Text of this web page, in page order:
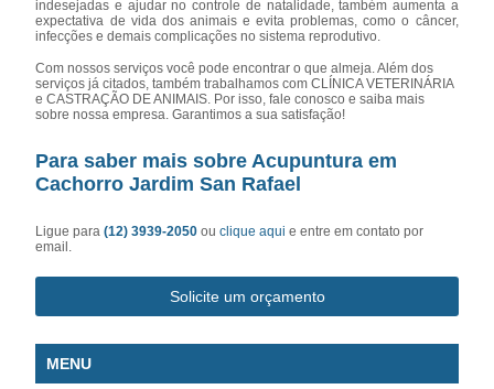
indesejadas e ajudar no controle de natalidade, também aumenta a
expectativa de vida dos animais e evita problemas, como o câncer,
infecções e demais complicações no sistema reprodutivo.
Com nossos serviços você pode encontrar o que almeja. Além dos
serviços já citados, também trabalhamos com CLÍNICA VETERINÁRIA
e CASTRAÇÃO DE ANIMAIS. Por isso, fale conosco e saiba mais
sobre nossa empresa. Garantimos a sua satisfação!
Para saber mais sobre Acupuntura em
Cachorro Jardim San Rafael
Ligue para(12) 3939-2050ouclique aqui e entre em contato por
email.
Solicite um orçamento
MENU